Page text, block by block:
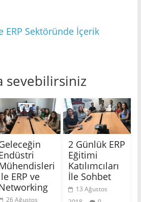
ERP Sektöründe İçerik
sevebilirsiniz
ERP ve
26 Ağustos
2 Günlük ERP
Eğitimi
Katılımcıları
İle Sohbet
13 Ağustos